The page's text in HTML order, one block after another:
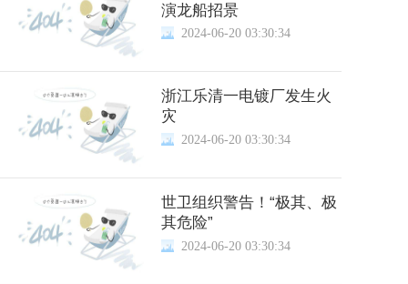
演龙船招景
2024-06-20 03:30:34
浙江乐清一电镀厂发生火
灾
2024-06-20 03:30:34
世卫组织警告！“极其、极
其危险”
2024-06-20 03:30:34